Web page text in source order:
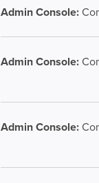
Admin Console:
Admin Console:
Admin Console: